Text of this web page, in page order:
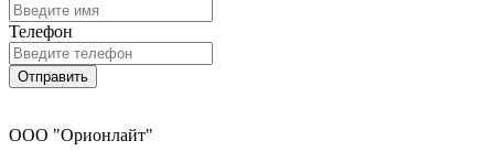
Телефон
Отправить
ООО "Орионлайт"